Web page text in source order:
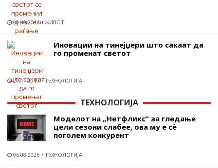
10.10.2016 ЖИВОТ
Иновации на тинејџери што сакаат да
го променат светот
27.11.2017 ТЕХНОЛОГИЈА
ТЕХНОЛОГИЈА
Моделот на „Нетфликс“ за гледање
цели сезони слабее, ова му е сѐ
поголем конкурент
06.08.2026 ТЕХНОЛОГИЈА